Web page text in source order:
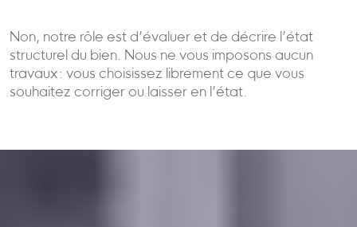
Non, notre rôle est d’évaluer et de décrire l’état
structurel du bien. Nous ne vous imposons aucun
travaux : vous choisissez librement ce que vous
souhaitez corriger ou laisser en l’état.